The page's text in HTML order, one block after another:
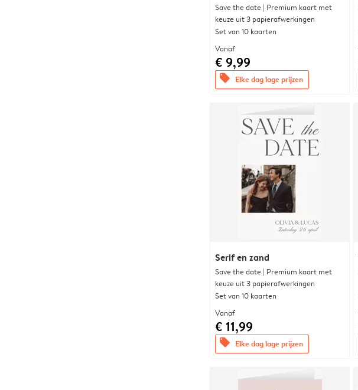
Save the date | Premium kaart met
keuze uit 3 papierafwerkingen
Set van 10 kaarten
Vanaf
€ 9,99
offers Elke dag lage prijzen
Serif en zand
Save the date | Premium kaart met
keuze uit 3 papierafwerkingen
Set van 10 kaarten
Vanaf
€ 11,99
offers Elke dag lage prijzen